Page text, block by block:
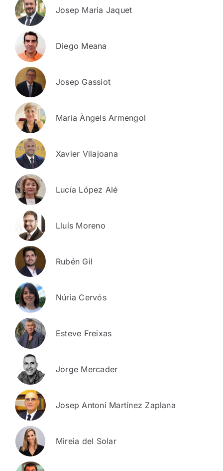
Josep Maria Jaquet
Diego Meana
Josep Gassiot
Maria Àngels Armengol
Xavier Vilajoana
Lucía López Alé
Lluís Moreno
Rubén Gil
Núria Cervós
Esteve Freixas
Jorge Mercader
Josep Antoni Martínez Zaplana
Mireia del Solar